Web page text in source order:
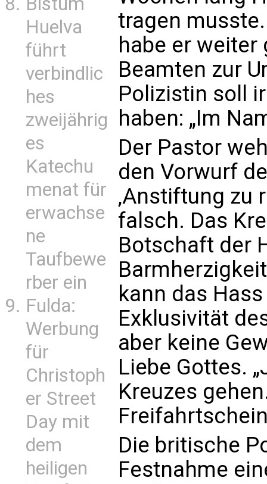
Huelva
führt
verbindlic
hes
zweijährig
es
Katechu
menat für
erwachse
ne
Taufbewe
rber ein
Fulda:
Werbung
für
Christoph
er Street
Day mit
dem
heiligen
tragen
habe er
Beamten zur
Polizistin soll
haben: „Im
Der Pastor
den Vorwurf
‚Anstiftung zu
falsch. Das
Botschaft der
kann das
Exklusivität
aber keine
Liebe Gottes.
Kreuzes
Die britische
Festnahme